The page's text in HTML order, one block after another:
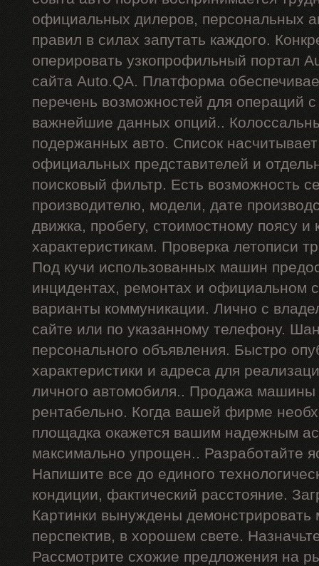
официальных дилеров, персональных
правил в силах запутать каждого.
оперировать узкопрофильный портал
сайта Auto.QA. Платформа
перечень возможностей для операций
важнейшие данных опций..
подержанных авто. Список
официальных представителей и
поисковый фильтр. Есть возможность
производителю, модели, дате
движка, пробегу, стоимостному поясу и
характеристикам. Проверка летописи
Под кучи использованных машин
инцидентах, ремонтах и официальном
варианты коммуникации. Лично с
сайте или по указанному телефону.
персонального объявления. Быстро
характеристики и адреса для
личного автомобиля.. Продажа машины
рентабельно. Когда вашей фирме
площадка окажется вашим надежным
максимально упрощен.. Разработайте
Напишите все до единого
кондиции, фактический расстояние.
Картинки вынуждены
перспектив, в хорошем свете.
Рассмотрите схожие предложения на